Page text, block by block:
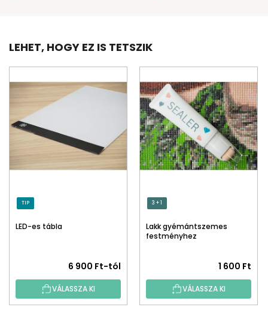
LEHET, HOGY EZ IS TETSZIK
TIP
LED-es tábla
6 900 Ft-tól
VÁLASSZA KI
3 + 1
Lakk gyémántszemes
festményhez
termék
átlagos
értékelése
1 600 Ft
VÁLASSZA KI